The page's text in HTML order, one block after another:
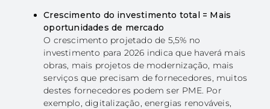
Crescimento do investimento total = Mais
oportunidades de mercado
O crescimento projetado de 5,5% no
investimento para 2026 indica que haverá mais
obras, mais projetos de modernização, mais
serviços que precisam de fornecedores, muitos
destes fornecedores podem ser PME. Por
exemplo, digitalização, energias renováveis,